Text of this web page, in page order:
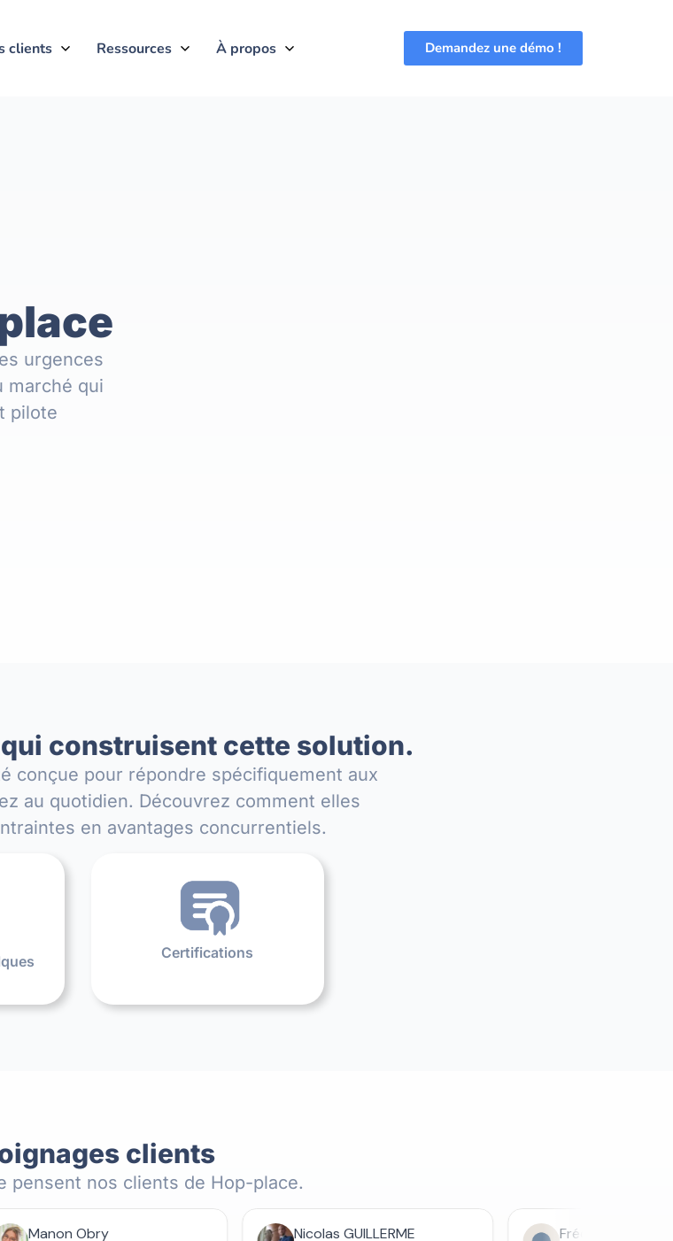
clients Ressources À propos Demandez une démo !
urgences
marché qui
pilote
construisent cette solution.
conçue pour répondre spécifiquement aux
au quotidien. Découvrez comment elles
en avantages concurrentiels.
Certifications
clients
pensent nos clients de Hop-place.